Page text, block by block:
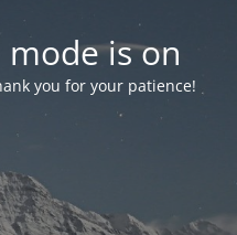
is on
you for your patience!